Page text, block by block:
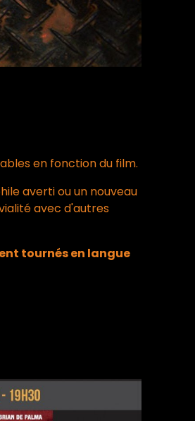
en fonction du film.
averti ou un nouveau
avec d'autres
tournés en langue